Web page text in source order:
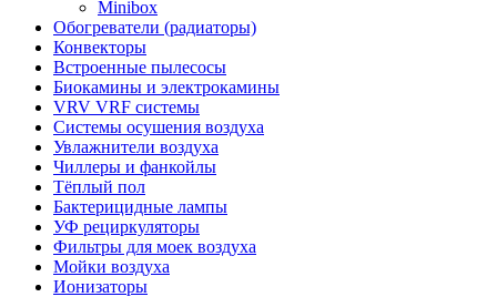
Minibox
Обогреватели (радиаторы)
Конвекторы
Встроенные пылесосы
Биокамины и электрокамины
VRV VRF системы
Системы осушения воздуха
Увлажнители воздуха
Чиллеры и фанкойлы
Тёплый пол
Бактерицидные лампы
УФ рециркуляторы
Фильтры для моек воздуха
Мойки воздуха
Ионизаторы